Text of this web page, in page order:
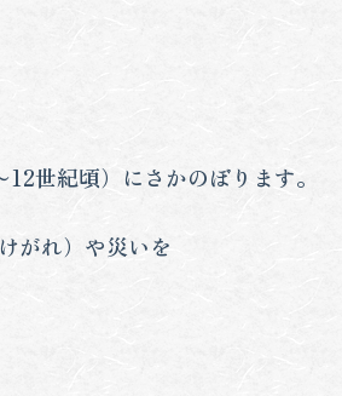
世紀頃）にさかのぼります。
がれ）や災いを